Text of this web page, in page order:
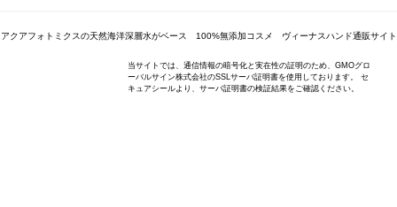
アクアフォトミクスの天然海洋深層水がベース 100%無添加コスメ ヴィーナスハンド通販サイト
当サイトでは、通信情報の暗号化と実在性の証明のため、GMOグロ
ーバルサイン株式会社のSSLサーバ証明書を使用しております。 セ
キュアシールより、サーバ証明書の検証結果をご確認ください。